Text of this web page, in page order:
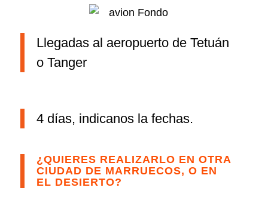
Llegadas al aeropuerto de Tetuán
o Tanger
4 días, indicanos la fechas.
¿QUIERES REALIZARLO EN OTRA
CIUDAD DE MARRUECOS, O EN
EL DESIERTO?